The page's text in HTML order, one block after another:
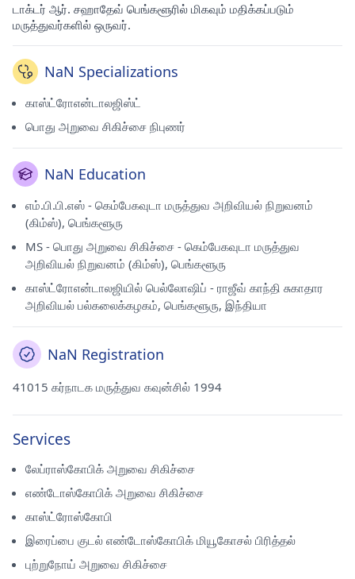
டாக்டர் ஆர். சஹாதேவ் பெங்களூரில் மிகவும் மதிக்கப்படும்
மருத்துவர்களில் ஒருவர்.
NaN Specializations
காஸ்ட்ரோஎன்டாலஜிஸ்ட்
பொது அறுவை சிகிச்சை நிபுணர்
NaN Education
எம்.பி.பி.எஸ் - கெம்பேகவுடா மருத்துவ அறிவியல் நிறுவனம்
(கிம்ஸ்), பெங்களூரு
MS - பொது அறுவை சிகிச்சை - கெம்பேகவுடா மருத்துவ
அறிவியல் நிறுவனம் (கிம்ஸ்), பெங்களூரு
காஸ்ட்ரோஎன்டாலஜியில் பெல்லோஷிப் - ராஜீவ் காந்தி சுகாதார
அறிவியல் பல்கலைக்கழகம், பெங்களூரு, இந்தியா
NaN Registration
41015 கர்நாடக மருத்துவ கவுன்சில் 1994
Services
லேப்ராஸ்கோபிக் அறுவை சிகிச்சை
எண்டோஸ்கோபிக் அறுவை சிகிச்சை
காஸ்ட்ரோஸ்கோபி
இரைப்பை குடல் எண்டோஸ்கோபிக் மியூகோசல் பிரித்தல்
புற்றுநோய் அறுவை சிகிச்சை